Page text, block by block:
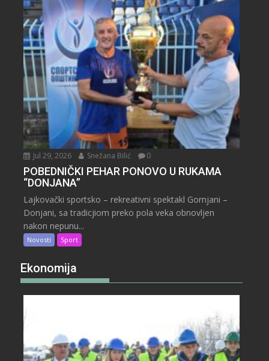
Jul 29, 2026 Snežana Bilić 0
POBEDNIČKI PEHAR PONOVO U RUKAMA
“DONJANA”
Lajkovački sportsko – rekreativni spektakl Gornjani –
Donjani, sa tradicjiom preko pola veka obnovljen
nakon nepunu...
Novosti Sport
Ekonomija